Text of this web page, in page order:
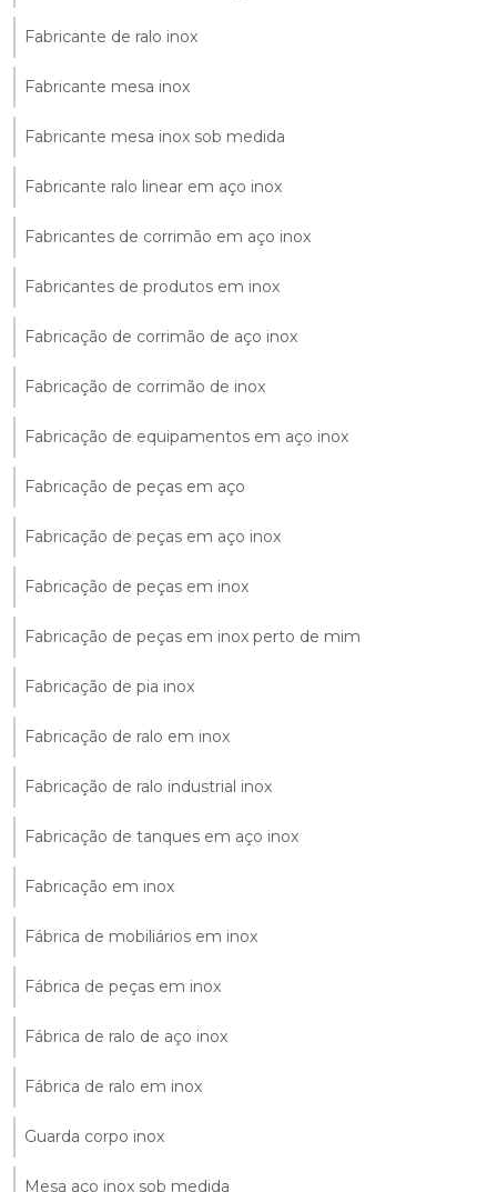
Fabricante de ralo inox
Fabricante mesa inox
Fabricante mesa inox sob medida
Fabricante ralo linear em aço inox
Fabricantes de corrimão em aço inox
Fabricantes de produtos em inox
Fabricação de corrimão de aço inox
Fabricação de corrimão de inox
Fabricação de equipamentos em aço inox
Fabricação de peças em aço
Fabricação de peças em aço inox
Fabricação de peças em inox
Fabricação de peças em inox perto de mim
Fabricação de pia inox
Fabricação de ralo em inox
Fabricação de ralo industrial inox
Fabricação de tanques em aço inox
Fabricação em inox
Fábrica de mobiliários em inox
Fábrica de peças em inox
Fábrica de ralo de aço inox
Fábrica de ralo em inox
Guarda corpo inox
Mesa aço inox sob medida